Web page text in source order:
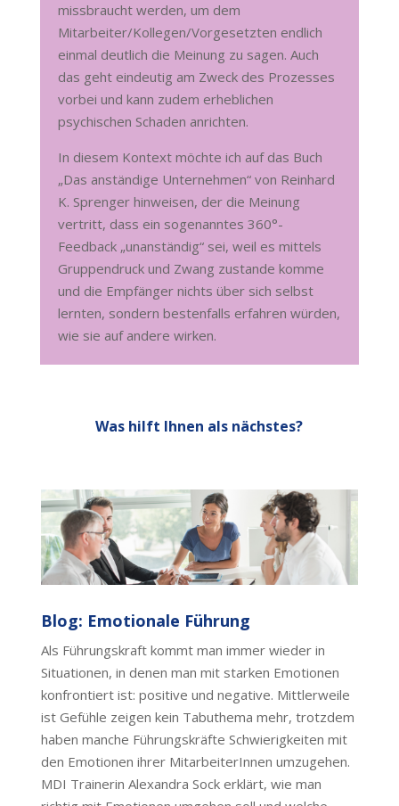
missbraucht werden, um dem
Mitarbeiter/Kollegen/Vorgesetzten endlich
einmal deutlich die Meinung zu sagen. Auch
das geht eindeutig am Zweck des Prozesses
vorbei und kann zudem erheblichen
psychischen Schaden anrichten.
In diesem Kontext möchte ich auf das Buch
„Das anständige Unternehmen“ von Reinhard
K. Sprenger hinweisen, der die Meinung
vertritt, dass ein sogenanntes 360°-
Feedback „unanständig“ sei, weil es mittels
Gruppendruck und Zwang zustande komme
und die Empfänger nichts über sich selbst
lernten, sondern bestenfalls erfahren würden,
wie sie auf andere wirken.
Was hilft Ihnen als nächstes?
Blog: Emotionale Führung
Als Führungskraft kommt man immer wieder in
Situationen, in denen man mit starken Emotionen
konfrontiert ist: positive und negative. Mittlerweile
ist Gefühle zeigen kein Tabuthema mehr, trotzdem
haben manche Führungskräfte Schwierigkeiten mit
den Emotionen ihrer MitarbeiterInnen umzugehen.
MDI Trainerin Alexandra Sock erklärt, wie man